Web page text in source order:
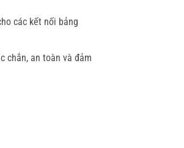
các kết nối bảng
chắn, an toàn và đảm